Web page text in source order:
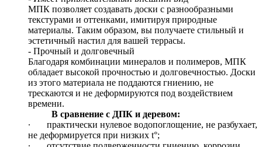
МПК позволяет создавать доски с разнообразными
текстурами и оттенками, имитируя природные
материалы. Таким образом, вы получаете стильный и
эстетичный настил для вашей террасы.
- Прочный и долговечный
Благодаря комбинации минералов и полимеров, МПК
обладает высокой прочностью и долговечностью. Доски
из этого материала не поддаются гниению, не
трескаются и не деформируются под воздействием
времени.
В сравнение с ДПК и деревом:
∙
практически нулевое водопоглощение, не разбухает,
не деформируется при низких t°;